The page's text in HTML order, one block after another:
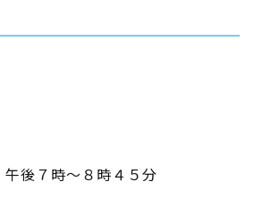
後７時～８時４５分
利用案内